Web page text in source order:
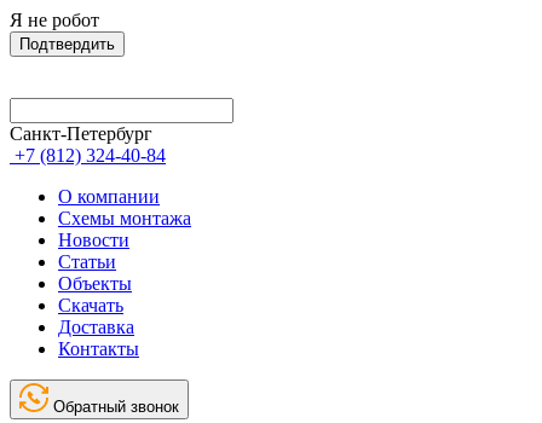
Я не робот
Подтвердить
Санкт-Петербург
+7 (812) 324-40-84
О компании
Схемы монтажа
Новости
Статьи
Объекты
Скачать
Доставка
Контакты
Обратный звонок